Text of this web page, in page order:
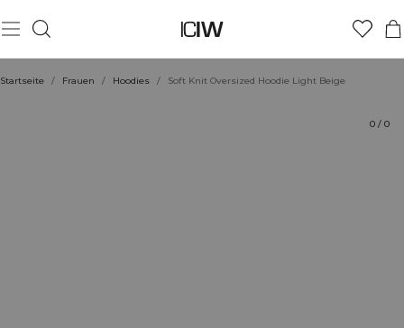
Startseite / Frauen / Hoodies / Soft Knit Oversized Hoodie Light Beige
0 / 0